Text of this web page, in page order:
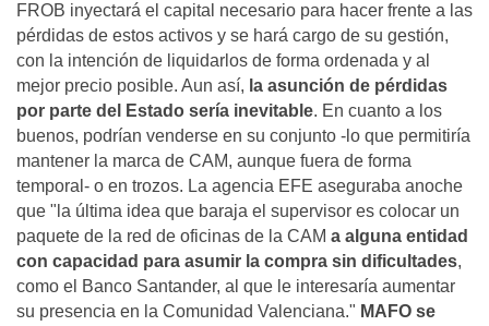
FROB inyectará el capital necesario para hacer frente a las
pérdidas de estos activos y se hará cargo de su gestión,
con la intención de liquidarlos de forma ordenada y al
mejor precio posible. Aun así, la asunción de pérdidas
por parte del Estado sería inevitable. En cuanto a los
buenos, podrían venderse en su conjunto -lo que permitiría
mantener la marca de CAM, aunque fuera de forma
temporal- o en trozos. La agencia EFE aseguraba anoche
que "la última idea que baraja el supervisor es colocar un
paquete de la red de oficinas de la CAM a alguna entidad
con capacidad para asumir la compra sin dificultades,
como el Banco Santander, al que le interesaría aumentar
su presencia en la Comunidad Valenciana." MAFO se